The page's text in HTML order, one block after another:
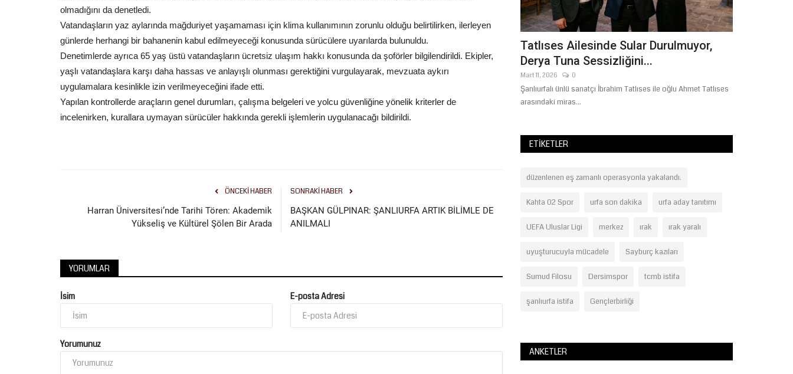
olmadığını da denetledi.
Vatandaşların yaz aylarında mağduriyet yaşamaması için klima kullanımının zorunlu olduğu belirtilirken, ilerleyen
günlerde herhangi bir bahanenin kabul edilmeyeceği konusunda sürücülere uyarılarda bulunuldu.
Denetimlerde ayrıca 65 yaş üstü vatandaşların ücretsiz ulaşım hakkı konusunda da şoförler bilgilendirildi. Ekipler,
yaşlı vatandaşlara karşı daha hassas ve anlayışlı olunması gerektiğini vurgulayarak, mevzuata aykırı
uygulamalara kesinlikle izin verilmeyeceğini ifade etti.
Yapılan kontrollerde araçların genel durumları, çalışma belgeleri ve yolcu güvenliğine yönelik kriterler de
incelenirken, kurallara uymayan sürücüler hakkında gerekli işlemlerin uygulanacağı bildirildi.
ÖNCEKI HABER
Harran Üniversitesi’nde Tarihi Tören: Akademik
Yükseliş ve Kültürel Şölen Bir Arada
SONRAKI HABER
BAŞKAN GÜLPINAR: ŞANLIURFA ARTIK BİLİMLE DE
ANILMALI
YORUMLAR
İsim E-posta Adresi
Yorumunuz
Sırrın Karşıyaka'da Lezzet Dolu Bir
Başlangıç: Moi Fırın...
Ağustos 3, 2026 0
Şanlıurfa’nın Sırrın bölgesinde lezzet tutkunlarını bir araya
getirecek olan Moi...
Ankara'dan Peş Peşe Açıklamalar: ABD-
İran Geriliminin Ardından...
Haziran 15, 2026 0
Ankara'dan peş peşe açıklamalar...
Tatlıses Ailesinde Sular Durulmuyor,
Derya Tuna Sessizliğini...
Mart 11, 2026 0
Şanlıurfalı ünlü sanatçı İbrahim Tatlıses ile oğlu Ahmet Tatlıses
arasındaki miras...
ETIKETLER
düzenlenen eş zamanlı operasyonla yakalandı.
Kahta 02 Spor urfa son dakika urfa aday tanıtımı
UEFA Uluslar Ligi merkez ırak ırak yaralı
uyuşturucuyla mücadele Sayburç kazıları
Sumud Filosu Dersimspor tcmb istifa
şanlıurfa istifa Gençlerbirliği
ANKETLER